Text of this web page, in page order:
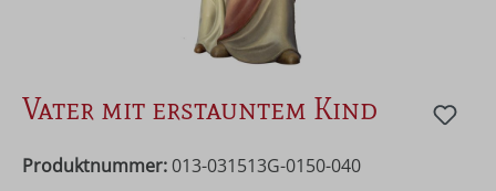
Vater mit erstauntem Kind
Produktnummer: 013-031513G-0150-040